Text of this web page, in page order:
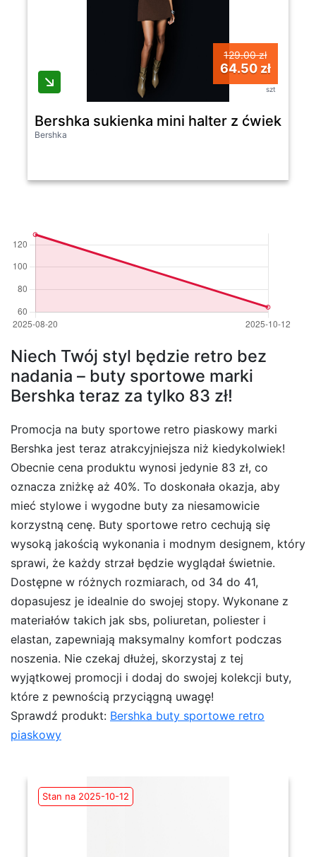
129.00 zł
64.50 zł
szt
Bershka sukienka mini halter z ćwiekami
Bershka
Niech Twój styl będzie retro bez
nadania – buty sportowe marki
Bershka teraz za tylko 83 zł!
Promocja na buty sportowe retro piaskowy marki
Bershka jest teraz atrakcyjniejsza niż kiedykolwiek!
Obecnie cena produktu wynosi jedynie 83 zł, co
oznacza zniżkę aż 40%. To doskonała okazja, aby
mieć stylowe i wygodne buty za niesamowicie
korzystną cenę. Buty sportowe retro cechują się
wysoką jakością wykonania i modnym designem, który
sprawi, że każdy strzał będzie wyglądał świetnie.
Dostępne w różnych rozmiarach, od 34 do 41,
dopasujesz je idealnie do swojej stopy. Wykonane z
materiałów takich jak sbs, poliuretan, poliester i
elastan, zapewniają maksymalny komfort podczas
noszenia. Nie czekaj dłużej, skorzystaj z tej
wyjątkowej promocji i dodaj do swojej kolekcji buty,
które z pewnością przyciągną uwagę!
Sprawdź produkt: Bershka buty sportowe retro
piaskowy
Stan na 2025-10-12